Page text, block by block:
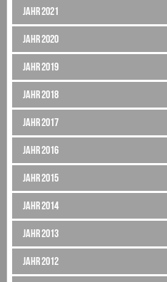
Jahr 2021
Jahr 2020
Jahr 2019
Jahr 2018
Jahr 2017
Jahr 2016
Jahr 2015
Jahr 2014
Jahr 2013
Jahr 2012